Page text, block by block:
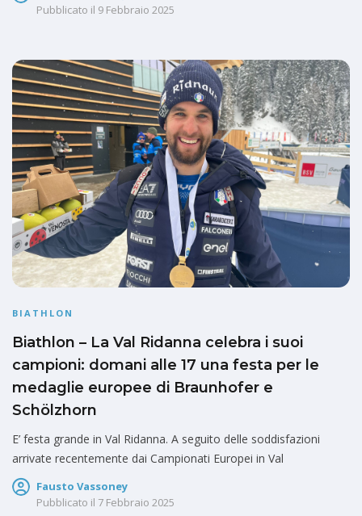
Pubblicato il 9 Febbraio 2025
BIATHLON
Biathlon – La Val Ridanna celebra i suoi
campioni: domani alle 17 una festa per le
medaglie europee di Braunhofer e
Schölzhorn
E’ festa grande in Val Ridanna. A seguito delle soddisfazioni
arrivate recentemente dai Campionati Europei in Val
Fausto Vassoney
Pubblicato il 7 Febbraio 2025